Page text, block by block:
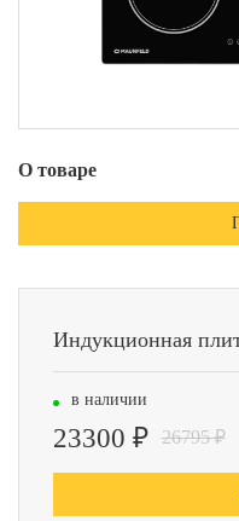
О товаре
Индукционная
в наличии
23300 ₽ 26795 ₽